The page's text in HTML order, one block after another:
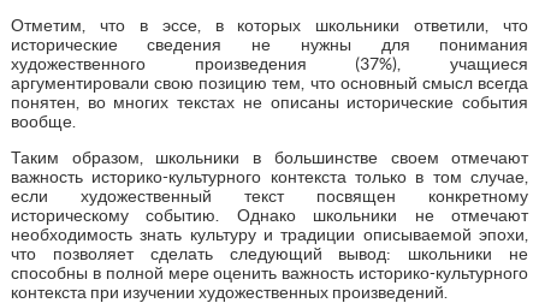
Отметим, что в эссе, в которых школьники ответили, что
исторические сведения не нужны для понимания
художественного произведения (37%), учащиеся
аргументировали свою позицию тем, что основный смысл всегда
понятен, во многих текстах не описаны исторические события
вообще.
Таким образом, школьники в большинстве своем отмечают
важность историко-культурного контекста только в том случае,
если художественный текст посвящен конкретному
историческому событию. Однако школьники не отмечают
необходимость знать культуру и традиции описываемой эпохи,
что позволяет сделать следующий вывод: школьники не
способны в полной мере оценить важность историко-культурного
контекста при изучении художественных произведений.